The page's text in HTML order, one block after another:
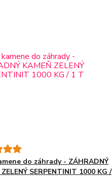
do záhrady - ZÁHRADNÝ
ZELENÝ SERPENTINIT 1000 KG /